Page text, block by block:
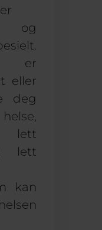
og
er
eller
deg
lett
lett
kan